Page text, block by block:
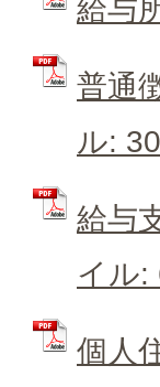
給与
普通
ル:
給与
イル:
個人